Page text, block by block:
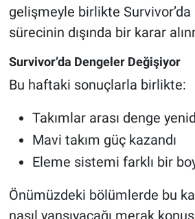
gelişmeyle birlikte Survivor’da
sürecinin dışında bir karar
Survivor’da Dengeler Değişiyor
Bu haftaki sonuçlarla birlikte:
Takımlar arası denge
Mavi takım güç kazandı
Eleme sistemi farklı bir
Önümüzdeki bölümlerde bu